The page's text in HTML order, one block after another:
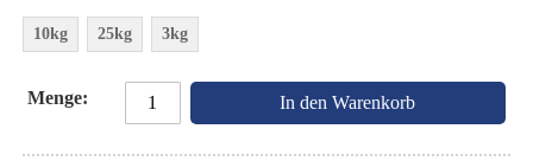
10kg 25kg 3kg
Menge In den Warenkorb